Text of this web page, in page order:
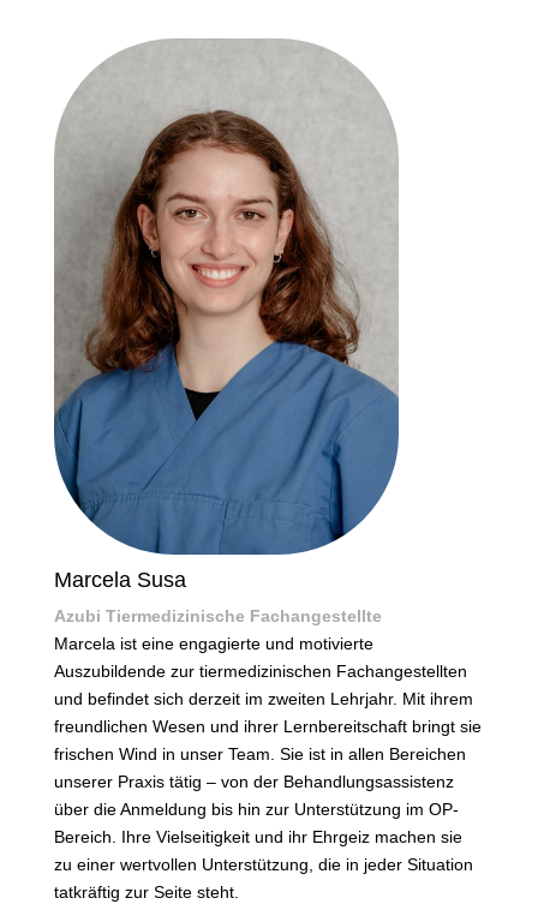
Marcela Susa
Azubi Tiermedizinische Fachangestellte
Marcela ist eine engagierte und motivierte
Auszubildende zur tiermedizinischen Fachangestellten
und befindet sich derzeit im zweiten Lehrjahr. Mit ihrem
freundlichen Wesen und ihrer Lernbereitschaft bringt sie
frischen Wind in unser Team. Sie ist in allen Bereichen
unserer Praxis tätig – von der Behandlungsassistenz
über die Anmeldung bis hin zur Unterstützung im OP-
Bereich. Ihre Vielseitigkeit und ihr Ehrgeiz machen sie
zu einer wertvollen Unterstützung, die in jeder Situation
tatkräftig zur Seite steht.